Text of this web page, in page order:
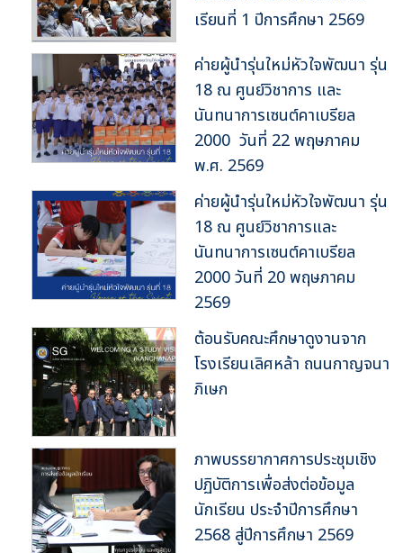
เรียนที่ 1 ปีการศึกษา 2569
ค่ายผู้นำรุ่นใหม่หัวใจพัฒนา รุ่น
18 ณ ศูนย์วิชาการ และ
นันทนาการเซนต์คาเบรียล
2000 วันที่ 22 พฤษภาคม
พ.ศ. 2569
ค่ายผู้นำรุ่นใหม่หัวใจพัฒนา รุ่น
18 ณ ศูนย์วิชาการและ
นันทนาการเซนต์คาเบรียล
2000 วันที่ 20 พฤษภาคม
2569
ต้อนรับคณะศึกษาดูงานจาก
โรงเรียนเลิศหล้า ถนนกาญจนา
ภิเษก
ภาพบรรยากาศการประชุมเชิง
ปฏิบัติการเพื่อส่งต่อข้อมูล
นักเรียน ประจำปีการศึกษา
2568 สู่ปีการศึกษา 2569